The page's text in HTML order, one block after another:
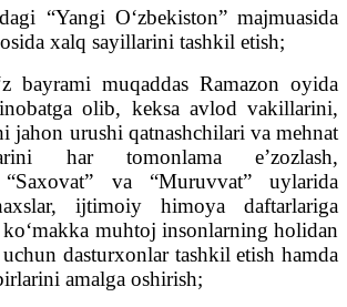
“Yangi O‘zbekiston” majmuasida
xalq sayillarini tashkil etish;
bayrami muqaddas Ramazon oyida
olib, keksa avlod vakillarini,
jahon urushi qatnashchilari va mehnat
har tomonlama e’zozlash,
va “Muruvvat” uylarida
ijtimoiy himoya daftarlariga
muhtoj insonlarning holidan
dasturxonlar tashkil etish hamda
amalga oshirish;